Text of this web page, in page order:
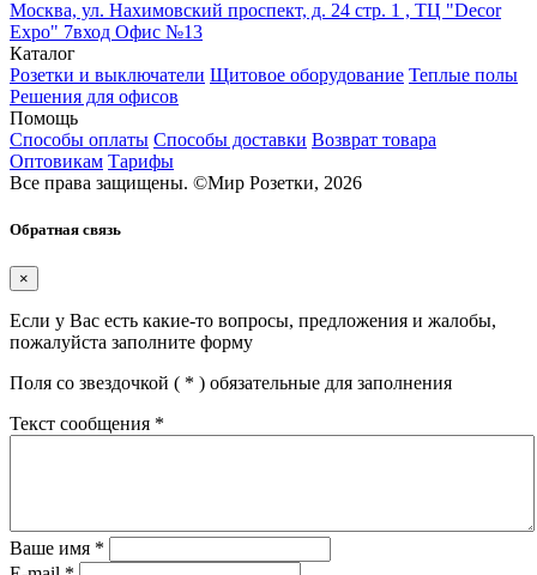
Москва, ул. Нахимовский проспект, д. 24 стр. 1 , ТЦ "Decor
Expo" 7вход Офис №13
Каталог
Розетки и выключатели Щитовое оборудование Теплые полы
Решения для офисов
Помощь
Способы оплаты Способы доставки Возврат товара
Оптовикам Тарифы
Все права защищены. ©Мир Розетки, 2026
Обратная связь
×
Если у Вас есть какие-то вопросы, предложения и жалобы,
пожалуйста заполните форму
Поля со звездочкой ( * ) обязательные для заполнения
Текст сообщения *
Ваше имя *